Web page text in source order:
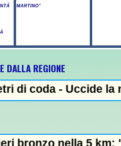
MARTINO"
DALLA REGIONE
la nonna a
5 km: "Ora ci
-